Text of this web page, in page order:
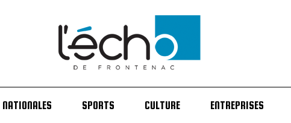
NATIONALES SPORTS CULTURE ENTREPRISES